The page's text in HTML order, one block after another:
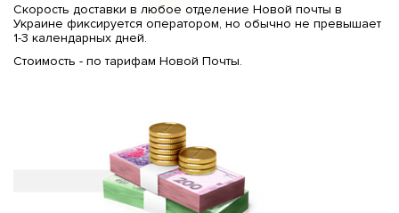
Скорость доставки в любое отделение Новой почты в
Украине фиксируется оператором, но обычно не превышает
1-3 календарных дней.
Стоимость - по тарифам Новой Почты.